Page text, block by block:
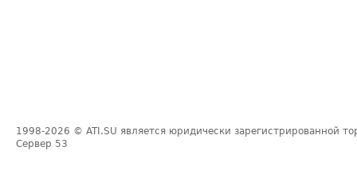
1998-2026 © ATI.SU является юридически зарегистрированной
Сервер 53